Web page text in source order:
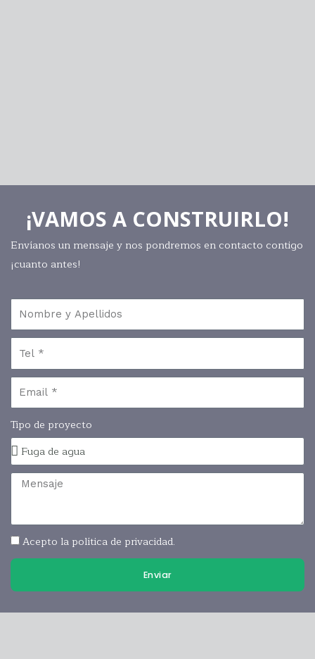
¡VAMOS A CONSTRUIRLO!
Envíanos un mensaje y nos pondremos en contacto contigo
¡cuanto antes!
Tipo de proyecto
Acepto la política de privacidad.
Enviar